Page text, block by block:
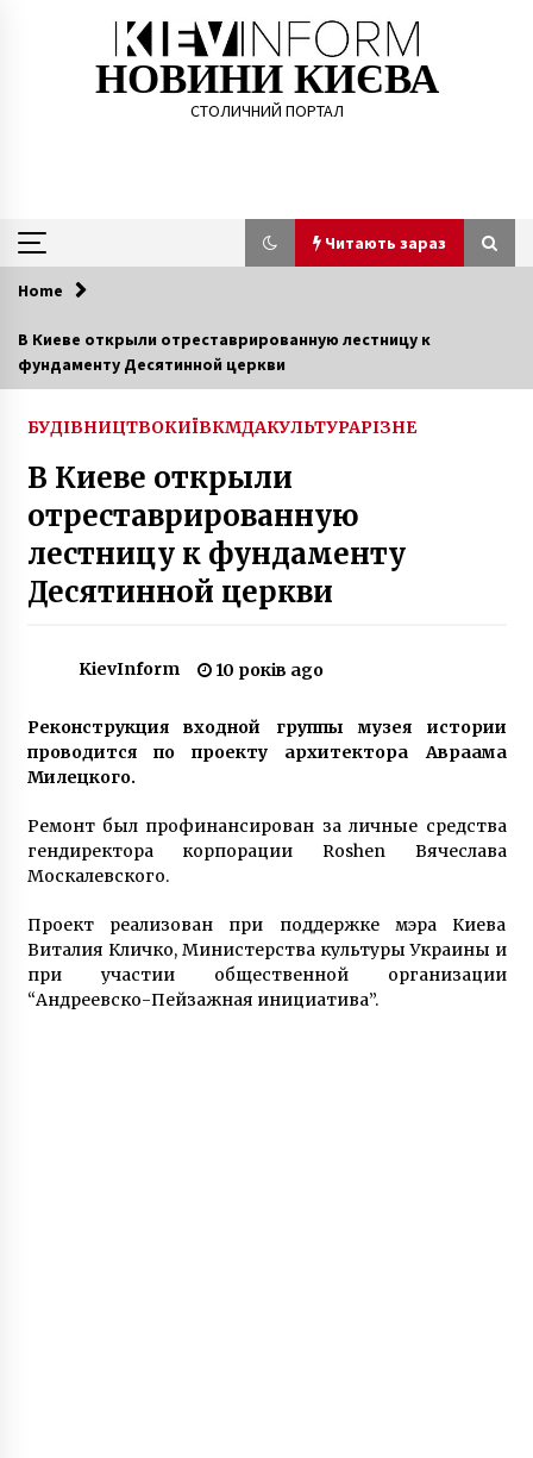
НОВИНИ КИЄВА
СТОЛИЧНИЙ ПОРТАЛ
Читають зараз
Читають зараз
Під скляним мостом у Києві хочуть
побудувати готель
6 років ago
У Києві оголошено архітектурний конкурс на
Либідь
9 років ago
ГПУ пытается закрыть уголовное дело
мінімальна
5 років ago
На проспекте Лобановского
отреставрировали сквер (Фото)
10 років ago
ЧП в Соломенском районе.
Разгерметизировалась незаконная газовая
заправка (Фото)
10 років ago
Home
В Киеве открыли отреставрированную лестницу к
фундаменту Десятинной церкви
БУДІВНИЦТВОКИЇВКМДАКУЛЬТУРАРІЗНЕ
В Киеве открыли
отреставрированную
лестницу к фундаменту
Десятинной церкви
KievInform 10 років ago
Реконструкция входной группы музея истории
проводится по проекту архитектора Авраама
Милецкого.
Ремонт был профинансирован за личные средства
гендиректора корпорации Roshen Вячеслава
Москалевского.
Проект реализован при поддержке мэра Киева
Виталия Кличко, Министерства культуры Украины и
при участии общественной организации
“Андреевско-Пейзажная инициатива”.